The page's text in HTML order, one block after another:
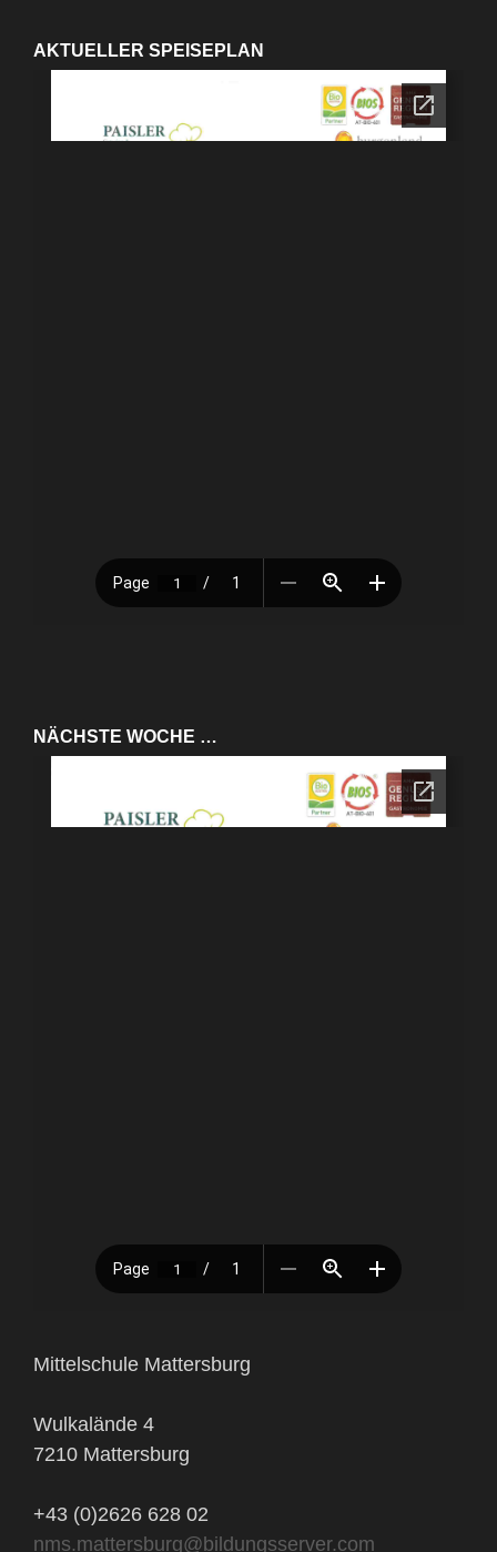
AKTUELLER SPEISEPLAN
NÄCHSTE WOCHE …
Mittelschule Mattersburg
Wulkalände 4
7210 Mattersburg
+43 (0)2626 628 02
nms.mattersburg@bildungsserver.com